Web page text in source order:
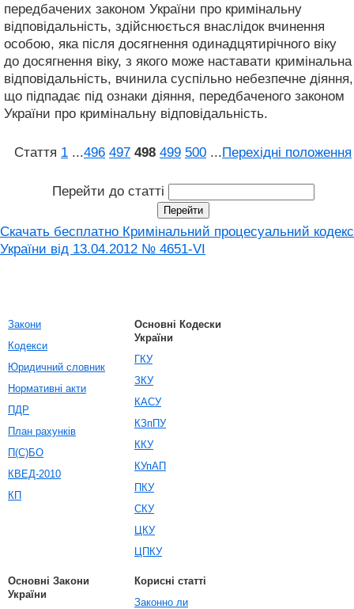
передбачених законом України про кримінальну
відповідальність, здійснюється внаслідок вчинення
особою, яка після досягнення одинадцятирічного віку
до досягнення віку, з якого може наставати кримінальна
відповідальність, вчинила суспільно небезпечне діяння,
що підпадає під ознаки діяння, передбаченого законом
України про кримінальну відповідальність.
Стаття 1 ...496 497 498 499 500 ...Перехідні положення
Перейти до статті
Скачать бесплатно Кримінальний процесуальний кодекс
України від 13.04.2012 № 4651-VI
Закони
Кодекси
Юридичний словник
Нормативні акти
ПДР
План рахунків
П(С)БО
КВЕД-2010
КП
Основні Кодески
України
ГКУ
ЗКУ
КАСУ
КЗпПУ
ККУ
КУпАП
ПКУ
СКУ
ЦКУ
ЦПКУ
Основні Закони
України
Корисні статті
Законно ли